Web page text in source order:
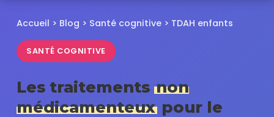
Accueil > Blog > Santé cognitive > TDAH enfants
SANTÉ COGNITIVE
Les traitements non
médicamenteux pour le